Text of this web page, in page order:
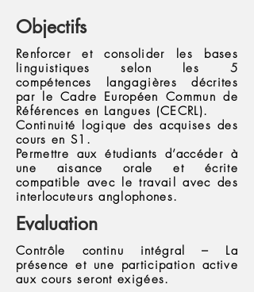
Objectifs
Renforcer et consolider les bases
linguistiques selon les 5
compétences langagières décrites
par le Cadre Européen Commun de
Références en Langues (CECRL).
Continuité logique des acquises des
cours en S1.
Permettre aux étudiants d’accéder à
une aisance orale et écrite
compatible avec le travail avec des
interlocuteurs anglophones.
Evaluation
Contrôle continu intégral – La
présence et une participation active
aux cours seront exigées.